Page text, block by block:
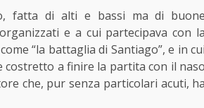
fatta di alti e bassi ma di buone
e a cui partecipava con la
“la battaglia di Santiago”, e in cui
costretto a finire la partita con il naso
che, pur senza particolari acuti, ha